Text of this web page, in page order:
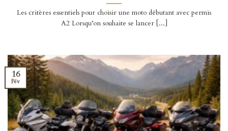
Les critères essentiels pour choisir une moto débutant avec permis
A2 Lorsqu’on souhaite se lancer [...]
16
Fév